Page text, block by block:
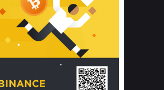
Link) để có cái nhìn toàn diện hơn.
2. Các tiêu chí vàng khi lựa chọn
chăn ga gối đệm cao cấp cho phòng
ngủ
Để sở hữu một bộ chăn ga gối đệm
cao cấp hoàn hảo cả về thẩm mỹ lẫn
công năng, người tiêu dùng cần cân
nhắc kỹ lưỡng các tiêu chí quan trọng